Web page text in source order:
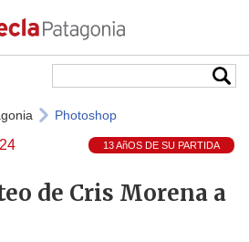
Photoshop
13 AñOS DE SU PARTIDA
de Cris Morena a